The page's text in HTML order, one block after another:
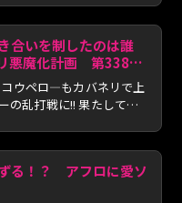
合いを制したのは誰
悪魔化計画 第338話
ウペロ―もカバネリで上
の乱打戦に!! 果たしてト
る！？ アフロに愛ソ